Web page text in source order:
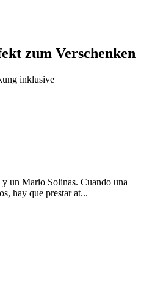
zum Verschenken
inklusive
y un Mario Solinas. Cuando una
hay que prestar at...